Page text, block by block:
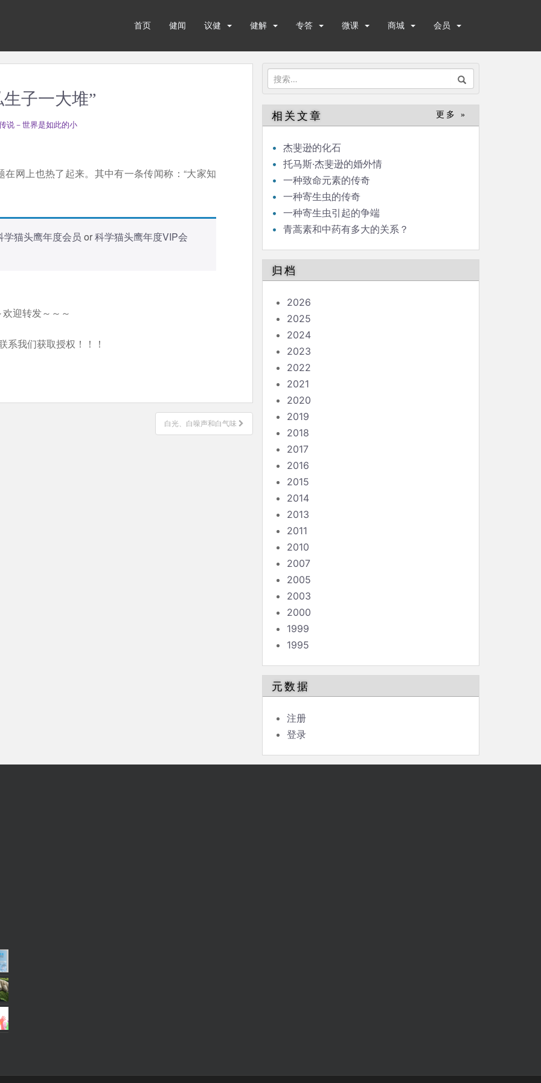
首页 健闻 议健 健解 专答 微课 商城 会员
搜
索：
子一大堆”
说－世界是如此的小
网上也热了起来。其中有一条传闻称：“大家知
学猫头鹰年度会员 or科学猫头鹰年度VIP会
迎转发～～～
系我们获取授权！！！
白光、白噪声和白气味
相关文章 更多 »
杰斐逊的化石
托马斯·杰斐逊的婚外情
一种致命元素的传奇
一种寄生虫的传奇
一种寄生虫引起的争端
青蒿素和中药有多大的关系？
归档
2026
2025
2024
2023
2022
2021
2020
2019
2018
2017
2016
2015
2014
2013
2011
2010
2007
2005
2003
2000
1999
1995
元数据
注册
登录